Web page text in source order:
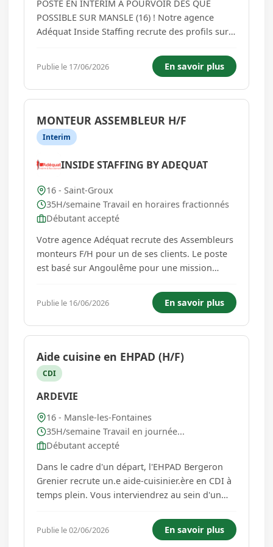
POSTE EN INTERIM A POURVOIR DES QUE
POSSIBLE SUR MANSLE (16) ! Notre agence
Adéquat Inside Staffing recrute des profils sur
Missions : - Analyser et interpréter la demande
des clients en vue d'en faire un cahier des
charges définissant les matériau...
Publie le 17/06/2026 En savoir plus
MONTEUR ASSEMBLEUR H/F
Interim
INSIDE STAFFING BY ADEQUAT
16 - Saint-Groux
35H/semaine Travail en horaires fractionnés
Débutant accepté
Votre agence Adéquat recrute des Assembleurs
monteurs F/H pour un de ses clients. Le poste
est basé sur Angoulême pour une mission
- Préparer les composants à assembler et
l'enchaînement des opérations de montage. -
Assembler les éléments o...
Publie le 16/06/2026 En savoir plus
Aide cuisine en EHPAD (H/F)
CDI
ARDEVIE
16 - Mansle-les-Fontaines
35H/semaine Travail en journée...
Débutant accepté
Dans le cadre d'un départ, l'EHPAD Bergeron
Grenier recrute un.e aide-cuisinier.ère en CDI à
temps plein. Vous interviendrez au sein d'un
responsabilité de la Directrice de
l'établissement, dans un environnement où la
Publie le 02/06/2026 En savoir plus